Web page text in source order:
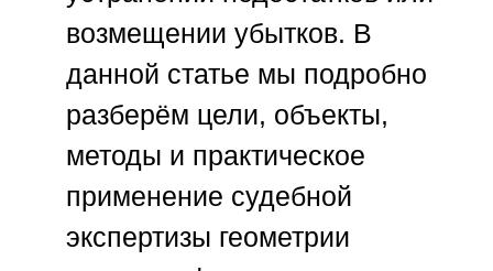
возмещении убытков. В
данной статье мы подробно
разберём цели, объекты,
методы и практическое
применение судебной
экспертизы геометрии